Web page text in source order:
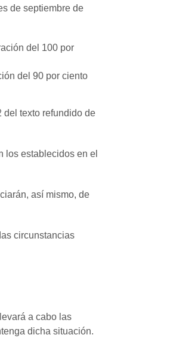
de septiembre de
del 100 por
del 90 por ciento
del texto refundido de
los establecidos en el
así mismo, de
circunstancias
a cabo las
dicha situación.